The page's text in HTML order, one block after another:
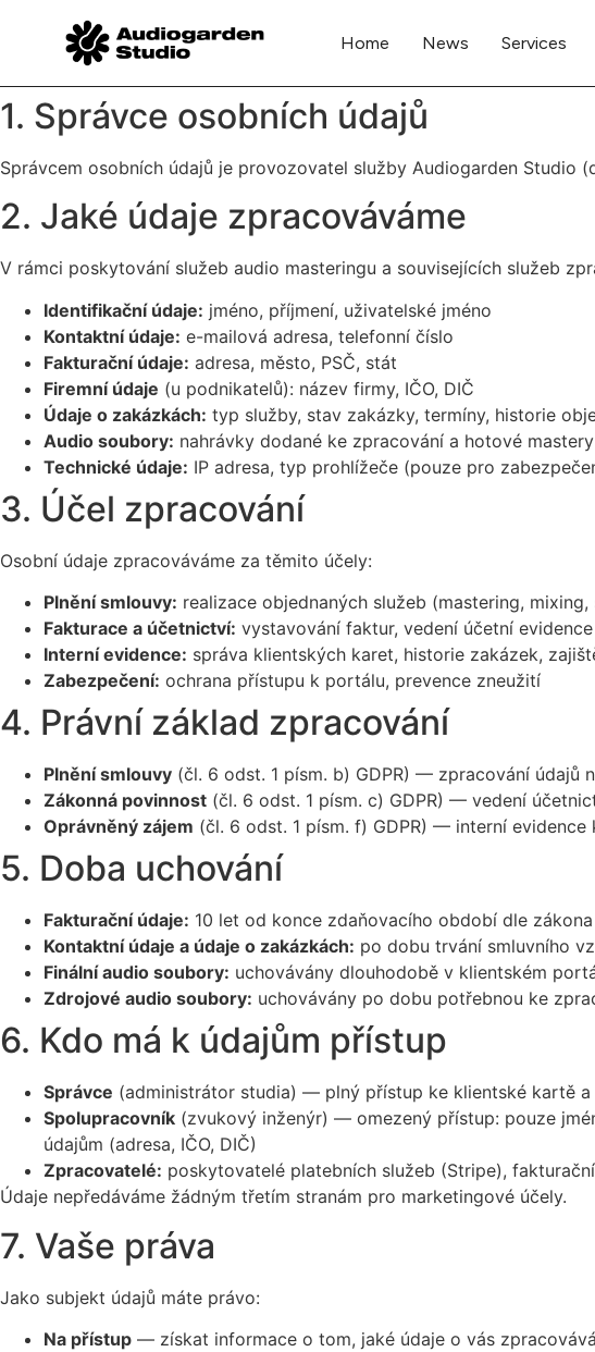
Home News Services
1. Správce osobních údajů
Správcem osobních údajů je provozovatel služby Audiogarden Studio
2. Jaké údaje zpracováváme
V rámci poskytování služeb audio masteringu a souvisejících služeb
Identifikační údaje: jméno, příjmení, uživatelské jméno
Kontaktní údaje: e-mailová adresa, telefonní číslo
Fakturační údaje: adresa, město, PSČ, stát
Firemní údaje (u podnikatelů): název firmy, IČO, DIČ
Údaje o zakázkách: typ služby, stav zakázky, termíny, historie
Audio soubory: nahrávky dodané ke zpracování a hotové mastery
Technické údaje: IP adresa, typ prohlížeče (pouze pro
3. Účel zpracování
Osobní údaje zpracováváme za těmito účely:
Plnění smlouvy: realizace objednaných služeb (mastering,
Fakturace a účetnictví: vystavování faktur, vedení účetní
Interní evidence: správa klientských karet, historie zakázek,
Zabezpečení: ochrana přístupu k portálu, prevence zneužití
4. Právní základ zpracování
Plnění smlouvy (čl. 6 odst. 1 písm. b) GDPR) — zpracování údajů
Zákonná povinnost (čl. 6 odst. 1 písm. c) GDPR) — vedení
Oprávněný zájem (čl. 6 odst. 1 písm. f) GDPR) — interní
5. Doba uchování
Fakturační údaje: 10 let od konce zdaňovacího období dle
Kontaktní údaje a údaje o zakázkách: po dobu trvání smluvního
Finální audio soubory: uchovávány dlouhodobě v klientském
Zdrojové audio soubory: uchovávány po dobu potřebnou ke
6. Kdo má k údajům přístup
Správce (administrátor studia) — plný přístup ke klientské kartě a
Spolupracovník (zvukový inženýr) — omezený přístup: pouze
údajům (adresa, IČO, DIČ)
Zpracovatelé: poskytovatelé platebních služeb (Stripe),
Údaje nepředáváme žádným třetím stranám pro marketingové účely.
7. Vaše práva
Jako subjekt údajů máte právo:
Na přístup — získat informace o tom, jaké údaje o vás